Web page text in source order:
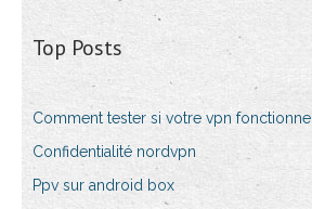
Top Posts
Comment tester si votre vpn fonctionne
Confidentialité nordvpn
Ppv sur android box